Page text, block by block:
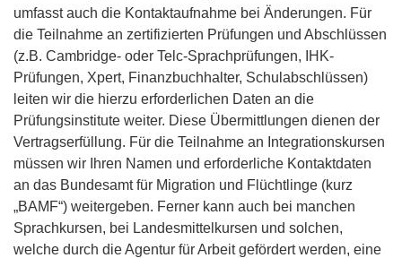
umfasst auch die Kontaktaufnahme bei Änderungen. Für
die Teilnahme an zertifizierten Prüfungen und Abschlüssen
(z.B. Cambridge- oder Telc-Sprachprüfungen, IHK-
Prüfungen, Xpert, Finanzbuchhalter, Schulabschlüssen)
leiten wir die hierzu erforderlichen Daten an die
Prüfungsinstitute weiter. Diese Übermittlungen dienen der
Vertragserfüllung. Für die Teilnahme an Integrationskursen
müssen wir Ihren Namen und erforderliche Kontaktdaten
an das Bundesamt für Migration und Flüchtlinge (kurz
„BAMF“) weitergeben. Ferner kann auch bei manchen
Sprachkursen, bei Landesmittelkursen und solchen,
welche durch die Agentur für Arbeit gefördert werden, eine